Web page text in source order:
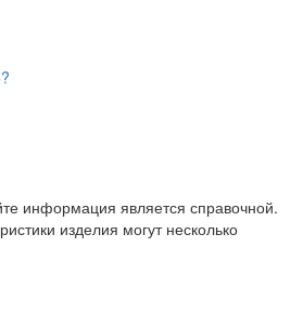
информация является справочной.
изделия могут несколько